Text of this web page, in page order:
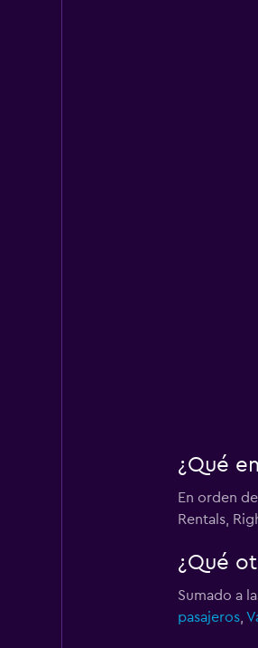
¿Qué
En orden
Rentals,
¿Qué
Sumado a
pasajeros,